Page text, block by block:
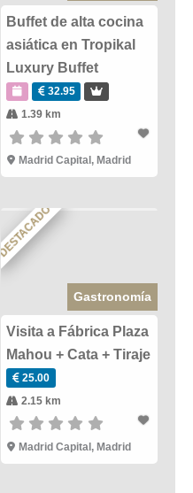
Buffet de alta cocina
asiática en Tropikal
Luxury Buffet
32.95
1.39 km
Madrid Capital , Madrid
DESTACADO
Gastronomía
Visita a Fábrica Plaza
Mahou + Cata + Tiraje
25.00
2.15 km
Madrid Capital, Madrid